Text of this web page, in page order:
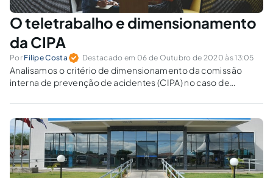
O teletrabalho e dimensionamento
da CIPA
Por Filipe Costa Destacado em 06 de Outubro de 2020 às 13:05
Analisamos o critério de dimensionamento da comissão
interna de prevenção de acidentes (CIPA) no caso de
teletrabalho.